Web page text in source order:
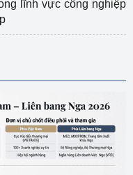
lĩnh vực công nghiệp